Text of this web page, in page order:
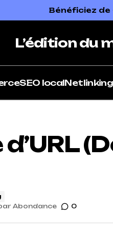
Bénéficiez
L’édition du
SEO localNetlinking
d’URL
Abondance 0